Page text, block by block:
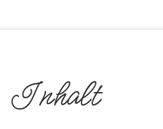
Inhalt